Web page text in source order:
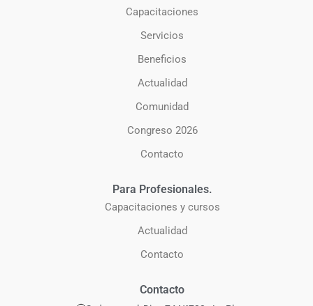
Capacitaciones
Servicios
Beneficios
Actualidad
Comunidad
Congreso 2026
Contacto
Para Profesionales.
Capacitaciones y cursos
Actualidad
Contacto
Contacto